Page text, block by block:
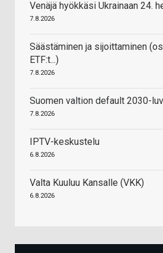
Venäjä hyökkäsi Ukrainaan 24.
7.8.2026
Säästäminen ja sijoittaminen
ETF:t...)
7.8.2026
Suomen valtion default 2030-
7.8.2026
IPTV-keskustelu
6.8.2026
Valta Kuuluu Kansalle (VKK)
6.8.2026